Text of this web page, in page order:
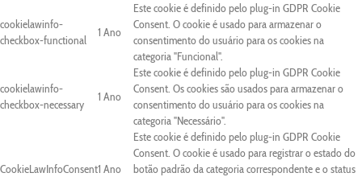
cookielawinfo-
checkbox-functional
1 Ano
Este cookie é definido pelo plug-in GDPR Cookie
Consent. O cookie é usado para armazenar o
consentimento do usuário para os cookies na
categoria "Funcional".
cookielawinfo-
checkbox-necessary
1 Ano
Este cookie é definido pelo plug-in GDPR Cookie
Consent. Os cookies são usados para armazenar o
consentimento do usuário para os cookies na
categoria "Necessário".
CookieLawInfoConsent1 Ano
Este cookie é definido pelo plug-in GDPR Cookie
Consent. O cookie é usado para registrar o estado do
botão padrão da categoria correspondente e o status